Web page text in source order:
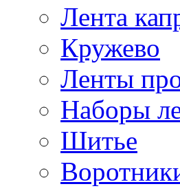
Лента
Кружево
Ленты
Наборы
Шитье